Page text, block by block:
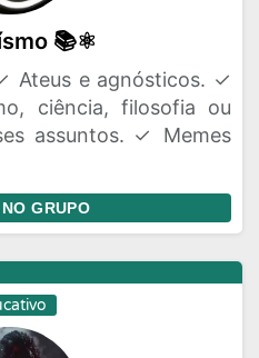
📚⚛️
Ateus e agnósticos. ✓
ciência, filosofia ou
assuntos. ✓ Memes
GRUPO